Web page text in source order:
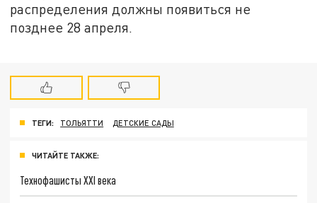
распределения должны появиться не
позднее 28 апреля.
ТЕГИ: ТОЛЬЯТТИ ДЕТСКИЕ САДЫ
ЧИТАЙТЕ ТАКЖЕ:
Технофашисты XXI века